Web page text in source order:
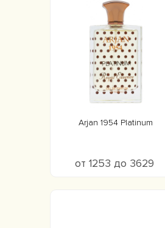
Arjan 1954 Platinum
от 1253 до 3629